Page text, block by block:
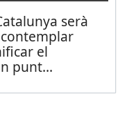
serà
el
punt...